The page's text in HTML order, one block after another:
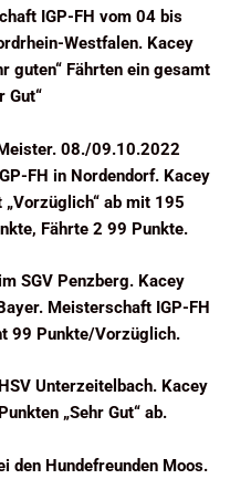
IGP-FH vom 04 bis
Westfalen. Kacey
guten“ Fährten ein gesamt
Gut“
08./09.10.2022
FH in Nordendorf. Kacey
ab mit 195
Fährte 2 99 Punkte.
SGV Penzberg. Kacey
Meisterschaft IGP-FH
99 Punkte/Vorzüglich.
Unterzeitelbach. Kacey
„Sehr Gut“ ab.
den Hundefreunden Moos.